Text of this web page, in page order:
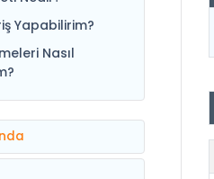
Yapabilirim?
Nasıl